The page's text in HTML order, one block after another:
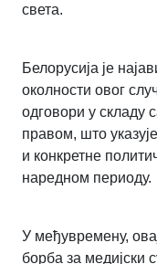
света.
Белорусија је
околности овог
одговори у складу
правом, што
и конкретне
наредном периоду.
У међувремену,
борба за медијски